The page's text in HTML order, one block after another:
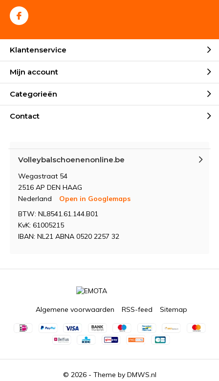
Klantenservice
Mijn account
Categorieën
Contact
Volleybalschoenenonline.be
Wegastraat 54
2516 AP DEN HAAG
Nederland
Open in Googlemaps
BTW: NL8541.61.144.B01
KvK: 61005215
IBAN: NL21 ABNA 0520 2257 32
© 2026 - Theme by DMWS.nl
Algemene voorwaarden RSS-feed Sitemap